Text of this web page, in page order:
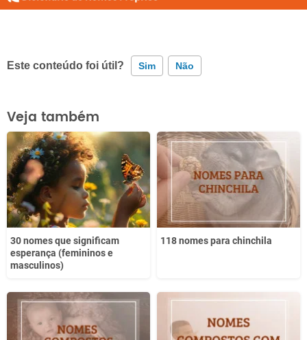
Este conteúdo foi útil? Sim Não
Este conteúdo contém informação incorreta
Este conteúdo não tem a informação que procuro
Outro
Veja também
30 nomes que significam
esperança (femininos e
masculinos)
118 nomes para chinchila